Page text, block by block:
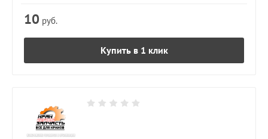
10 руб.
Купить в 1 клик